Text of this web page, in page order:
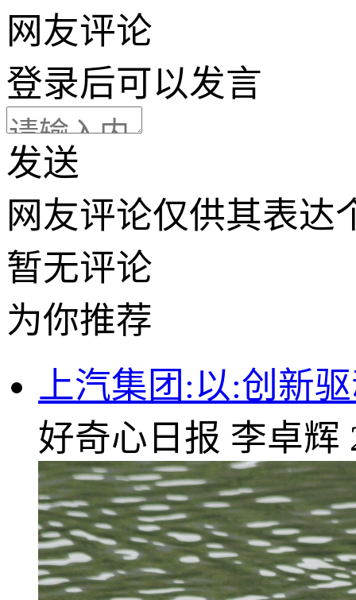
网友评论
登录后可以发言
发送
网友评论仅供其表达
暂无评论
为你推荐
上汽集团:以:创新
好奇心日报 李卓辉